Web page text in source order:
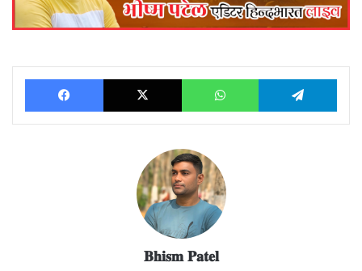
Facebook X WhatsApp
𝐁𝐡𝐢𝐬𝐦 𝐏𝐚𝐭𝐞𝐥